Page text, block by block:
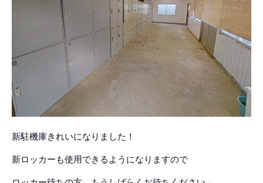
新駐機庫きれいになりました！
新ロッカーも使用できるようになりますので